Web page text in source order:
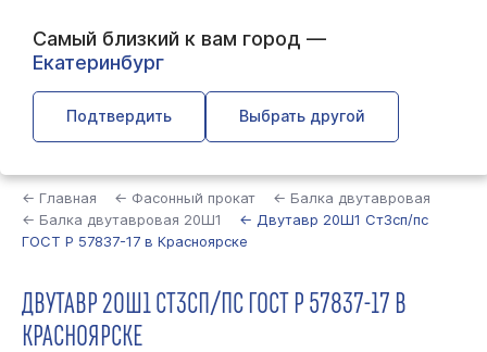
Самый близкий к вам город —
Екатеринбург
Подтвердить Выбрать другой
← Главная ← Фасонный прокат
← Балка двутавровая
← Балка двутавровая 20Ш1
← Двутавр 20Ш1 Ст3сп/пс
ГОСТ Р 57837-17 в Красноярске
ДВУТАВР 20Ш1 СТ3СП/ПС ГОСТ Р 57837-17 В
КРАСНОЯРСКЕ